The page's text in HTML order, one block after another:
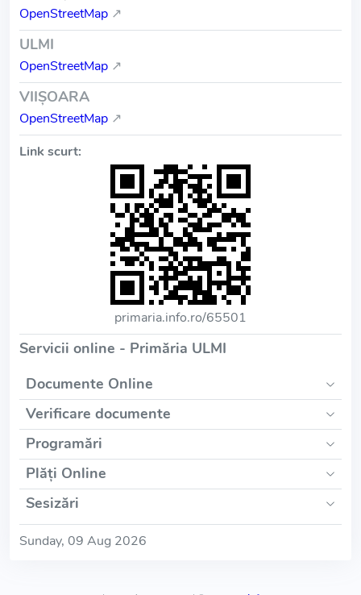
OpenStreetMap ↗
ULMI
OpenStreetMap ↗
VIIŞOARA
OpenStreetMap ↗
Link scurt:
primaria.info.ro/65501
Servicii online - Primăria ULMI
Documente Online
Verificare documente
Programări
Plăți Online
Sesizări
Sunday, 09 Aug 2026